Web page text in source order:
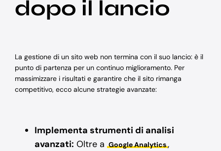
dopo il lancio
La gestione di un sito web non termina con il suo lancio: è il
punto di partenza per un continuo miglioramento. Per
massimizzare i risultati e garantire che il sito rimanga
competitivo, ecco alcune strategie avanzate:
Implementa strumenti di analisi
avanzati: Oltre a Google Analytics,